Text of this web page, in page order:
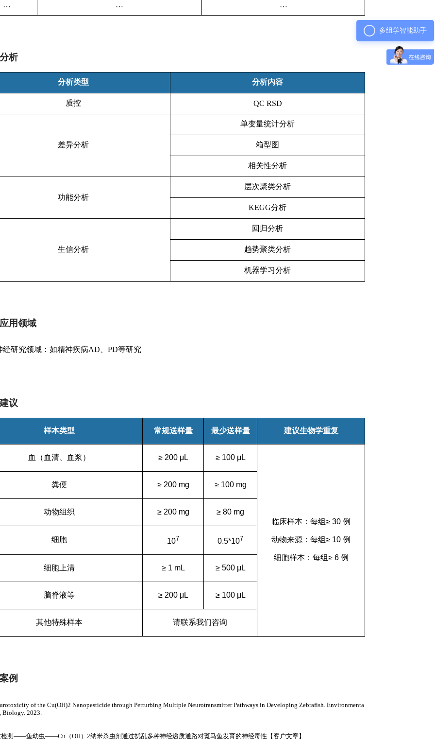
… … …
析
分析类型 分析内容
质控 QC RSD
差异分析
单变量统计分析
箱型图
相关性分析
功能分析
层次聚类分析
KEGG分析
生信分析
回归分析
趋势聚类分析
机器学习分析
用领域
经研究领域：如精神疾病AD、PD等研究
议
样本类型 常规送样量 最少送样量 建议生物学重复
血（血清、血浆） ≥ 200 μ L ≥ 100 μ L
临床样本：每组≥ 30 例
动物来源：每组≥ 10 例
细胞样本：每组≥ 6 例
粪便 ≥ 200 mg ≥ 100 mg
动物组织 ≥ 200 mg ≥ 80 mg
细胞 107 0.5*107
细胞上清 ≥ 1 mL ≥ 500 μ L
脑脊液等 ≥ 200 μ L ≥ 100 μ L
其他特殊样本 请联系我们咨询
例
of the Cu(OH)2 Nanopesticide through Perturbing Multiple Neurotransmitter Pathways in Developing Zebrafish. Environmenta
Biology. 2023.
测 ——鱼幼虫——Cu （OH） 2纳米杀虫剂通过扰乱多种神经递质通路对斑马鱼发育的神经毒性【客户文章】
多组学智能助手